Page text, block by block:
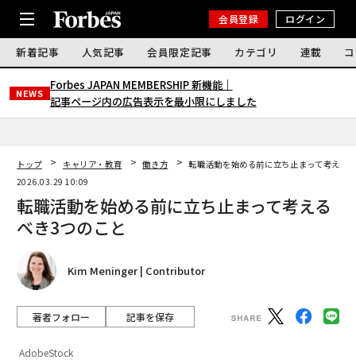
会員登録 ログイン
新着記事 人気記事 会員限定記事 カテゴリ 連載
NEWS
Forbes JAPAN MEMBERSHIP 新機能｜
記事ページ内の広告表示を最小限にしました
トップ キャリア・教育 働き方
転職活動を始める前に立ち止まって考える
2026.03.29 10:09
転職活動を始める前に立ち止まって考える
べき3つのこと
Kim Meninger | Contributor
著者フォロー 記事を保存
AdobeStock